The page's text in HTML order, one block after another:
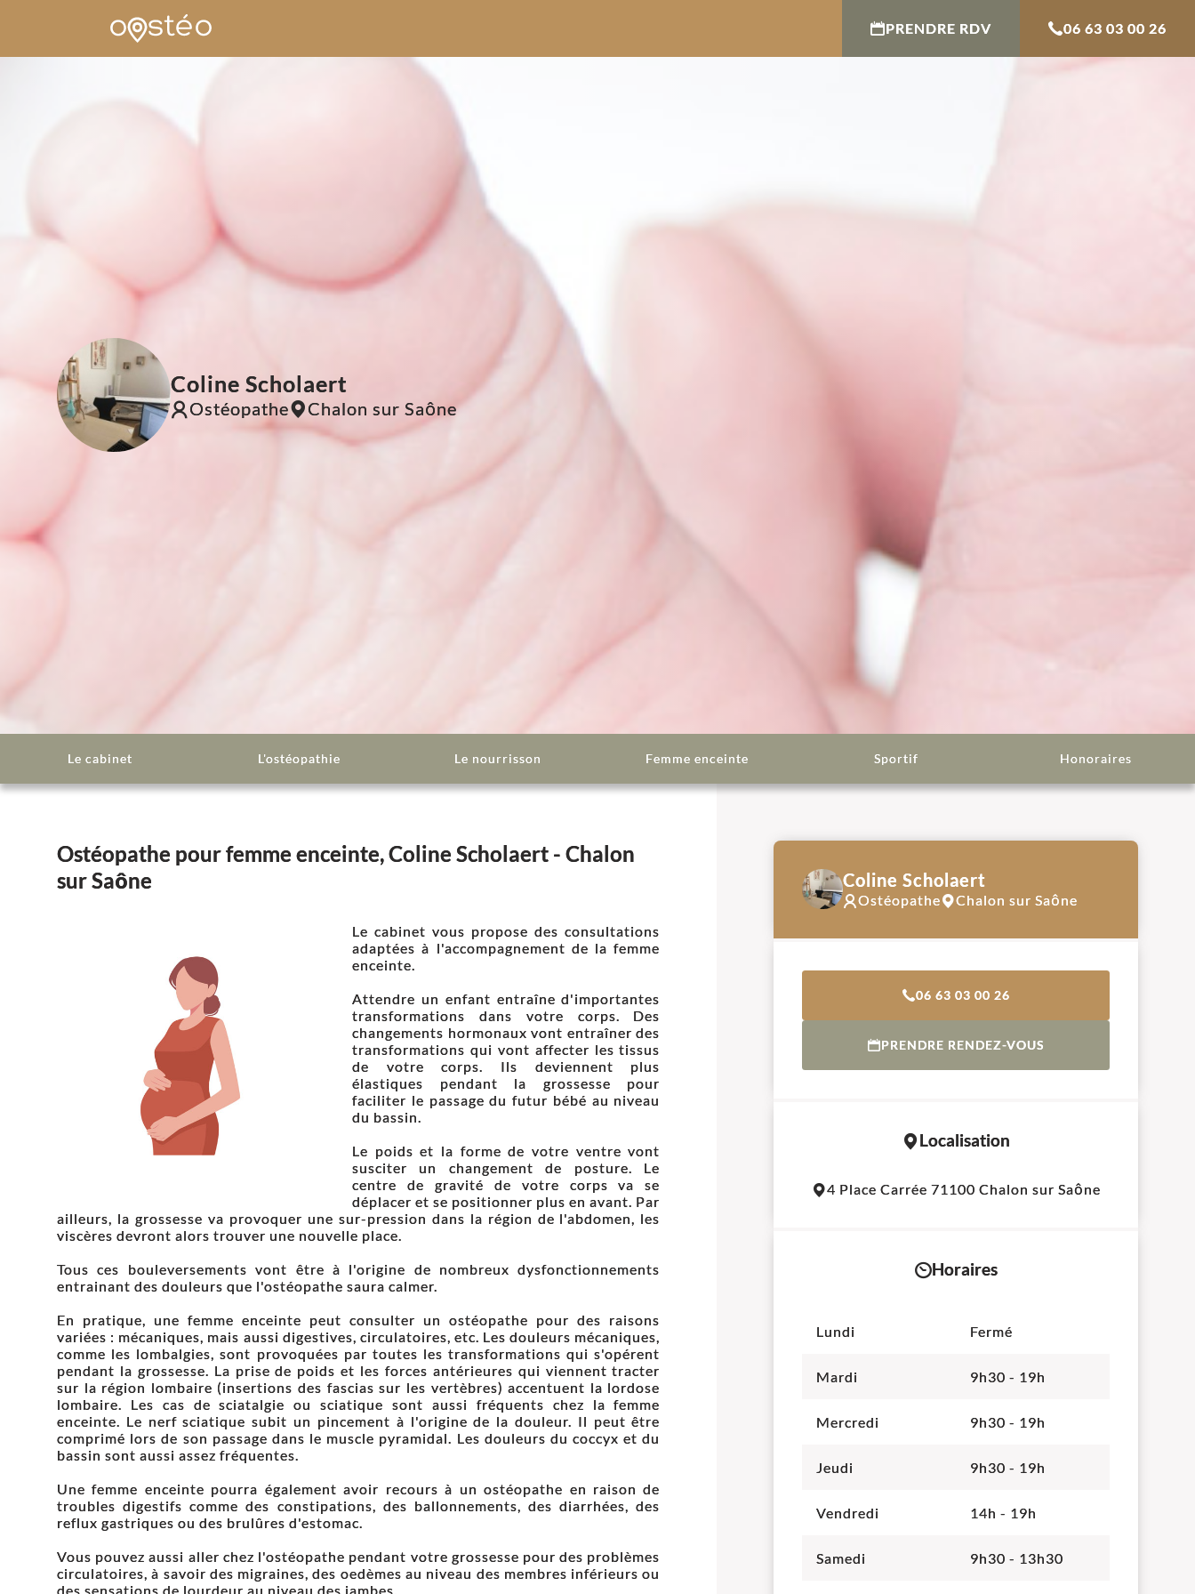
PRENDRE RDV 06 63 03 00 26
Coline Scholaert
Ostéopathe Chalon sur Saône
Le cabinet L'ostéopathie Le nourrisson Femme enceinte Sportif Honoraires
Ostéopathe pour femme enceinte, Coline Scholaert - Chalon
sur Saône
Le cabinet vous propose des consultations
adaptées à l'accompagnement de la femme
enceinte.
Attendre un enfant entraîne d'importantes
transformations dans votre corps. Des
changements hormonaux vont entraîner des
transformations qui vont affecter les tissus
de votre corps. Ils deviennent plus
élastiques pendant la grossesse pour
faciliter le passage du futur bébé au niveau
du bassin.
Le poids et la forme de votre ventre vont
susciter un changement de posture. Le
centre de gravité de votre corps va se
déplacer et se positionner plus en avant. Par
ailleurs, la grossesse va provoquer une sur-pression dans la région de l'abdomen, les
viscères devront alors trouver une nouvelle place.
Tous ces bouleversements vont être à l'origine de nombreux dysfonctionnements
entrainant des douleurs que l'ostéopathe saura calmer.
En pratique, une femme enceinte peut consulter un ostéopathe pour des raisons
variées : mécaniques, mais aussi digestives, circulatoires, etc. Les douleurs mécaniques,
comme les lombalgies, sont provoquées par toutes les transformations qui s'opérent
pendant la grossesse. La prise de poids et les forces antérieures qui viennent tracter
sur la région lombaire (insertions des fascias sur les vertèbres) accentuent la lordose
lombaire. Les cas de sciatalgie ou sciatique sont aussi fréquents chez la femme
enceinte. Le nerf sciatique subit un pincement à l'origine de la douleur. Il peut être
comprimé lors de son passage dans le muscle pyramidal. Les douleurs du coccyx et du
bassin sont aussi assez fréquentes.
Une femme enceinte pourra également avoir recours à un ostéopathe en raison de
troubles digestifs comme des constipations, des ballonnements, des diarrhées, des
reflux gastriques ou des brulûres d'estomac.
Vous pouvez aussi aller chez l'ostéopathe pendant votre grossesse pour des problèmes
circulatoires, à savoir des migraines, des oedèmes au niveau des membres inférieurs ou
des sensations de lourdeur au niveau des jambes.
Coline Scholaert
Ostéopathe Chalon sur Saône
06 63 03 00 26
PRENDRE RENDEZ-VOUS
Localisation
+
4 Place Carrée 71100 Chalon sur Saône
Horaires
Lundi Fermé
Mardi 9h30 - 19h
Mercredi 9h30 - 19h
Jeudi 9h30 - 19h
Vendredi 14h - 19h
Samedi 9h30 - 13h30